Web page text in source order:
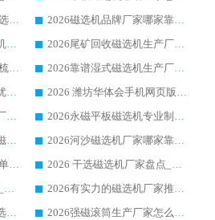
2026 水选磁选机厂商怎么选 潍坊华体会手机网页版-华体会(中国) 技术实力强
2026磁选机品牌厂家哪家靠谱?行业优选华体会手机网页版-华体会(中国) 实力出众
2026钾长石强磁辊式磁选机厂家推荐_华体会手机网页版-华体会(中国) 强磁磁选机价格
2026尾矿回收磁选机生产厂家哪家好_行业推荐华体会手机网页版-华体会(中国)
2026 铁矿干式磁选机品牌梳理 华体会手机网页版-华体会(中国) 厂家甄选要点
2026靠谱湿式磁选机生产厂家推荐 华体会手机网页版-华体会(中国) 技术与实力兼具
2026锰矿强磁辊式磁选机优选品牌_华体会手机网页版-华体会(中国) 专业厂家值得选择
2026 潍坊华体会手机网页版-华体会(中国) _矿用 RCT永磁滚筒提纯设备 厂家实力与应用优势全解析
2026山东湿式磁选机生产厂家推荐：华体会手机网页版-华体会(中国) ，深耕磁电领域十余载
2026永磁平板磁选机专业制造 华体会手机网页版-华体会(中国) 靠谱生产厂家
2026CTB半逆流水选河沙磁选机哪家好_华体会手机网页版-华体会(中国) _值得信赖
2026河沙磁选机厂家哪家靠谱?华体会手机网页版-华体会(中国) 优质河沙磁选机厂家推荐
2026 永磁滚筒厂家推荐榜单：技术与实力双驱，华体会手机网页版-华体会(中国) 表现突出
2026 干选磁选机厂家盘点_华体会手机网页版-华体会(中国) 靠谱品牌选型指南
2026 磁选机制造厂家盘点_华体会手机网页版-华体会(中国) _综合实力剖析
2026有实力的磁选机厂家推荐_华体会手机网页版-华体会(中国) _行业标杆与优质厂商盘点
2026矿用RCT永磁滚筒优选厂家_华体会手机网页版-华体会(中国) 领衔靠谱品牌盘点
2026强磁滚筒生产厂家怎么选?行业口碑推荐华体会手机网页版-华体会(中国)